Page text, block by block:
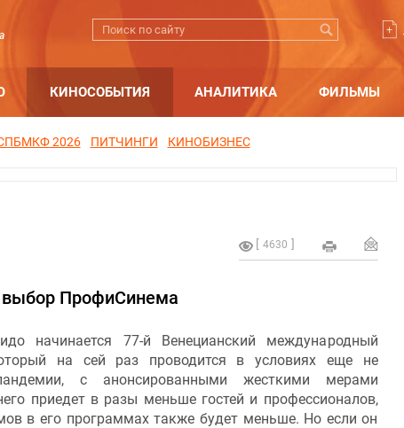
КИНОСОБЫТИЯ АНАЛИТИКА ФИЛЬМЫ
2026 ПИТЧИНГИ КИНОБИЗНЕС
4630
выбор ПрофиСинема
начинается 77-й Венецианский международный
на сей раз проводится в условиях еще не
с анонсированными жесткими мерами
приедет в разы меньше гостей и профессионалов,
в его программах также будет меньше. Но если он